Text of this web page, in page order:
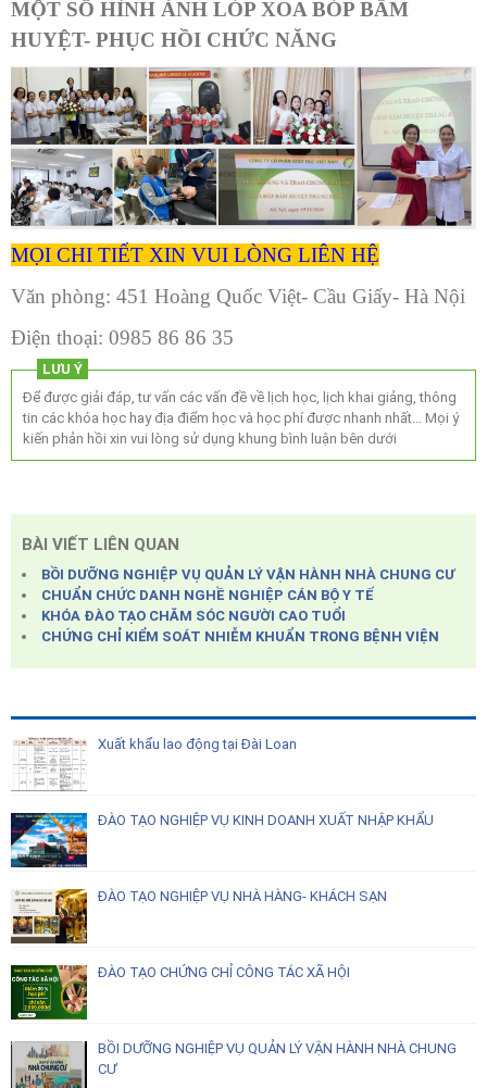
MỘT SỐ HÌNH ẢNH LÓP XOA BÓP BẤM
HUYỆT- PHỤC HỒI CHỨC NĂNG
MỌI CHI TIẾT XIN VUI LÒNG LIÊN HỆ
Văn phòng: 451 Hoàng Quốc Việt- Cầu Giấy- Hà Nội
Điện thoại: 0985 86 86 35
LƯU Ý
Để được giải đáp, tư vấn các vấn đề về lịch học, lịch khai giảng, thông
tin các khóa học hay địa điểm học và học phí được nhanh nhất... Mọi ý
kiến phản hồi xin vui lòng sử dụng khung bình luận bên dưới
BÀI VIẾT LIÊN QUAN
BỒI DƯỠNG NGHIỆP VỤ QUẢN LÝ VẬN HÀNH NHÀ CHUNG CƯ
CHUẨN CHỨC DANH NGHỀ NGHIỆP CÁN BỘ Y TẾ
KHÓA ĐÀO TẠO CHĂM SÓC NGƯỜI CAO TUỔI
CHỨNG CHỈ KIỂM SOÁT NHIỄM KHUẨN TRONG BỆNH VIỆN
Xuất khẩu lao động tại Đài Loan
ĐÀO TẠO NGHIỆP VỤ KINH DOANH XUẤT NHẬP KHẨU
ĐÀO TẠO NGHIỆP VỤ NHÀ HÀNG- KHÁCH SẠN
ĐÀO TẠO CHỨNG CHỈ CÔNG TÁC XÃ HỘI
BỒI DƯỠNG NGHIỆP VỤ QUẢN LÝ VẬN HÀNH NHÀ CHUNG
CƯ